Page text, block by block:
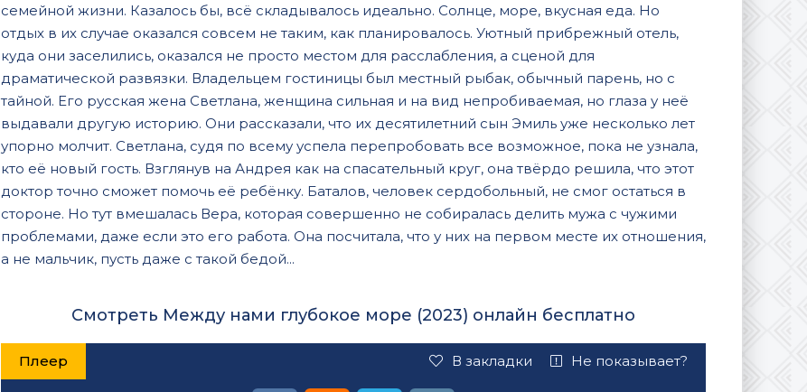
семейной жизни. Казалось бы, всё складывалось идеально. Солнце, море, вкусная еда. Но
отдых в их случае оказался совсем не таким, как планировалось. Уютный прибрежный отель,
куда они заселились, оказался не просто местом для расслабления, а сценой для
драматической развязки. Владельцем гостиницы был местный рыбак, обычный парень, но с
тайной. Его русская жена Светлана, женщина сильная и на вид непробиваемая, но глаза у неё
выдавали другую историю. Они рассказали, что их десятилетний сын Эмиль уже несколько лет
упорно молчит. Светлана, судя по всему успела перепробовать все возможное, пока не узнала,
кто её новый гость. Взглянув на Андрея как на спасательный круг, она твёрдо решила, что этот
доктор точно сможет помочь её ребёнку. Баталов, человек сердобольный, не смог остаться в
стороне. Но тут вмешалась Вера, которая совершенно не собиралась делить мужа с чужими
проблемами, даже если это его работа. Она посчитала, что у них на первом месте их отношения,
а не мальчик, пусть даже с такой бедой...
Смотреть Между нами глубокое море (2023) онлайн бесплатно
Плеер В закладки Не показывает?